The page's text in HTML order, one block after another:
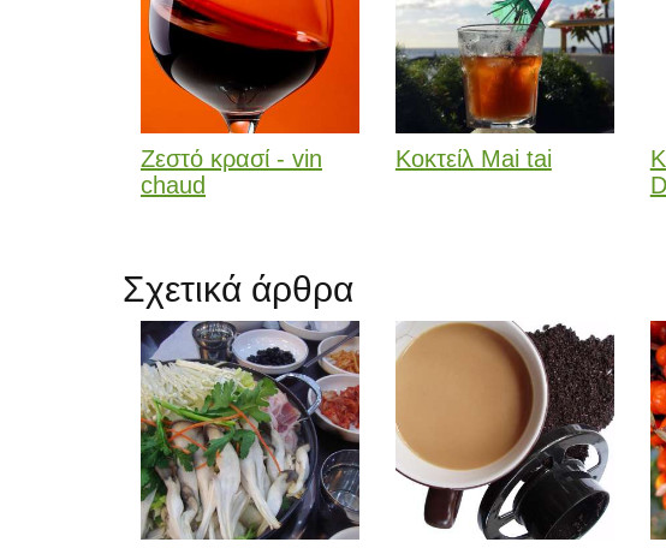
Ζεστό κρασί - vin
chaud
Κοκτείλ Mai tai
Σχετικά άρθρα